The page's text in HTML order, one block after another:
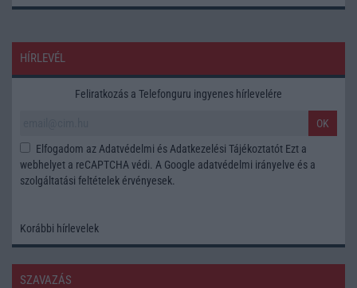
HÍRLEVÉL
Feliratkozás a Telefonguru ingyenes hírlevelére
OK
Elfogadom az Adatvédelmi és Adatkezelési Tájékoztatót Ezt a
webhelyet a reCAPTCHA védi. A Google adatvédelmi irányelve és a
szolgáltatási feltételek érvényesek.
Korábbi hírlevelek
SZAVAZÁS